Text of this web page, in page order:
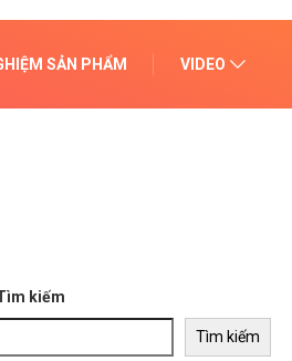
SẢN PHẨM VIDEO
kiếm
Tìm kiếm